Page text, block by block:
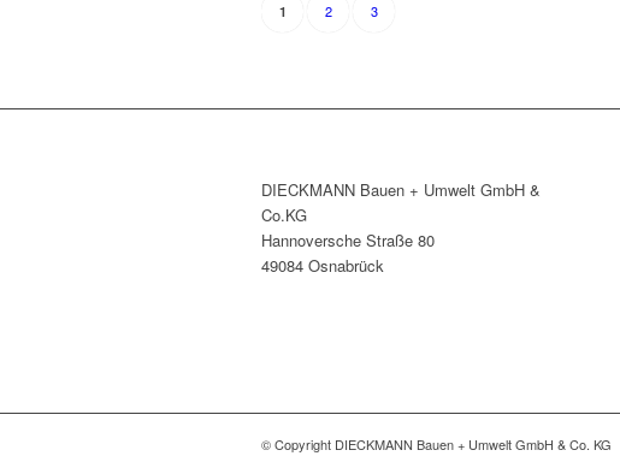
1 2 3
DIECKMANN Bauen + Umwelt GmbH &
Co.KG
Hannoversche Straße 80
49084 Osnabrück
© Copyright DIECKMANN Bauen + Umwelt GmbH & Co.